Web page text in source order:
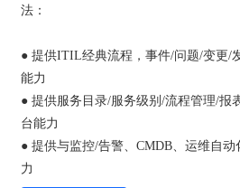
法：
● 提供ITIL经典流程，事件/问题/变更/
能力
● 提供服务目录/服务级别/流程管理/报
台能力
● 提供与监控/告警、CMDB、运维自
力